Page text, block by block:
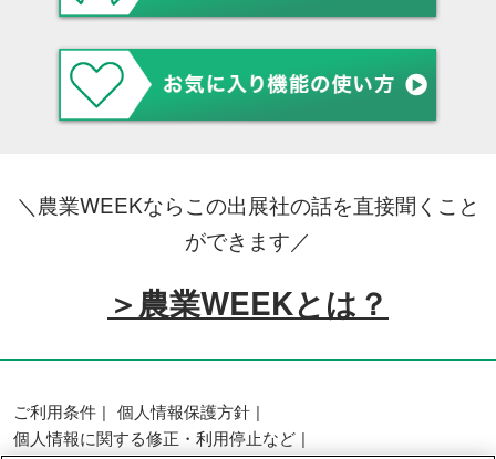
＼農業WEEKならこの出展社の話を直接聞くこと
ができます／
＞農業WEEKとは？
ご利用条件
個人情報保護方針
個人情報に関する修正・利用停止など